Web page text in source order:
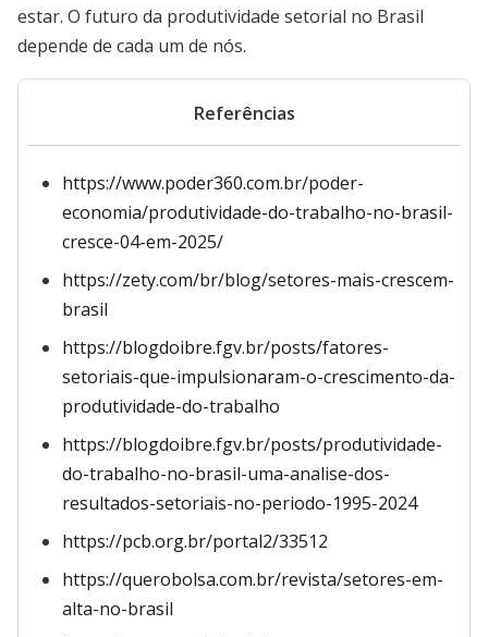
estar. O futuro da produtividade setorial no Brasil
depende de cada um de nós.
Referências
https://www.poder360.com.br/poder-
economia/produtividade-do-trabalho-no-brasil-
cresce-04-em-2025/
https://zety.com/br/blog/setores-mais-crescem-
brasil
https://blogdoibre.fgv.br/posts/fatores-
setoriais-que-impulsionaram-o-crescimento-da-
produtividade-do-trabalho
https://blogdoibre.fgv.br/posts/produtividade-
do-trabalho-no-brasil-uma-analise-dos-
resultados-setoriais-no-periodo-1995-2024
https://pcb.org.br/portal2/33512
https://querobolsa.com.br/revista/setores-em-
alta-no-brasil